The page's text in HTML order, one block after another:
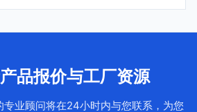
品报价与工厂资源
业顾问将在24小时内与您联系，为您